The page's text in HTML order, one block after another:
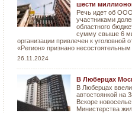
шести
Речь идет об ООО
участниками
областного
сумму свыше 6
организации привлечен к уголовной
«Регион» признано
26.11.2024
В Люберцах
В Люберцах
автостоянкой на
Вскоре
Министерства